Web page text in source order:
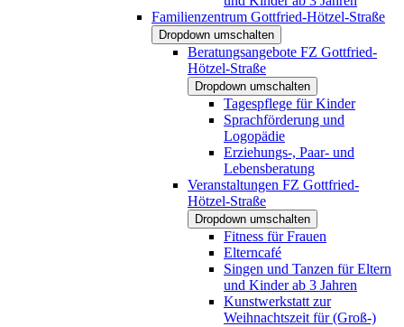
Familienzentrum Gottfried-Hötzel-Straße
Dropdown umschalten
Beratungsangebote FZ Gottfried-
Hötzel-Straße
Dropdown umschalten
Tagespflege für Kinder
Sprachförderung und
Logopädie
Erziehungs-, Paar- und
Lebensberatung
Veranstaltungen FZ Gottfried-
Hötzel-Straße
Dropdown umschalten
Fitness für Frauen
Elterncafé
Singen und Tanzen für Eltern
und Kinder ab 3 Jahren
Kunstwerkstatt zur
Weihnachtszeit für (Groß-)